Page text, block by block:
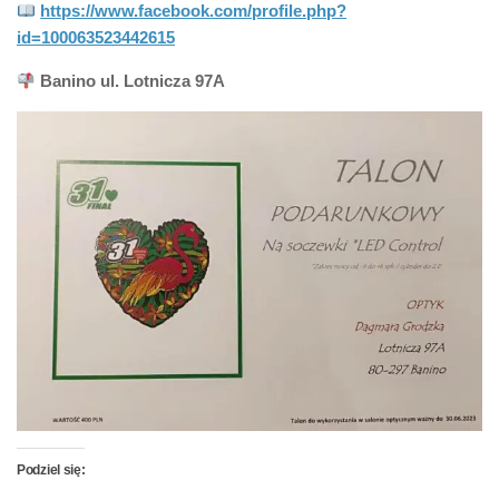
https://www.facebook.com/profile.php?
id=100063523442615
Banino ul. Lotnicza 97A
Podziel się: